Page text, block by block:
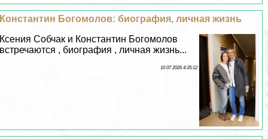
Константин Богомолов: биография, личная жизнь
Ксения Собчак и Константин Богомолов
встречаются , биография , личная жизнь...
10 07 2026 4:35:12